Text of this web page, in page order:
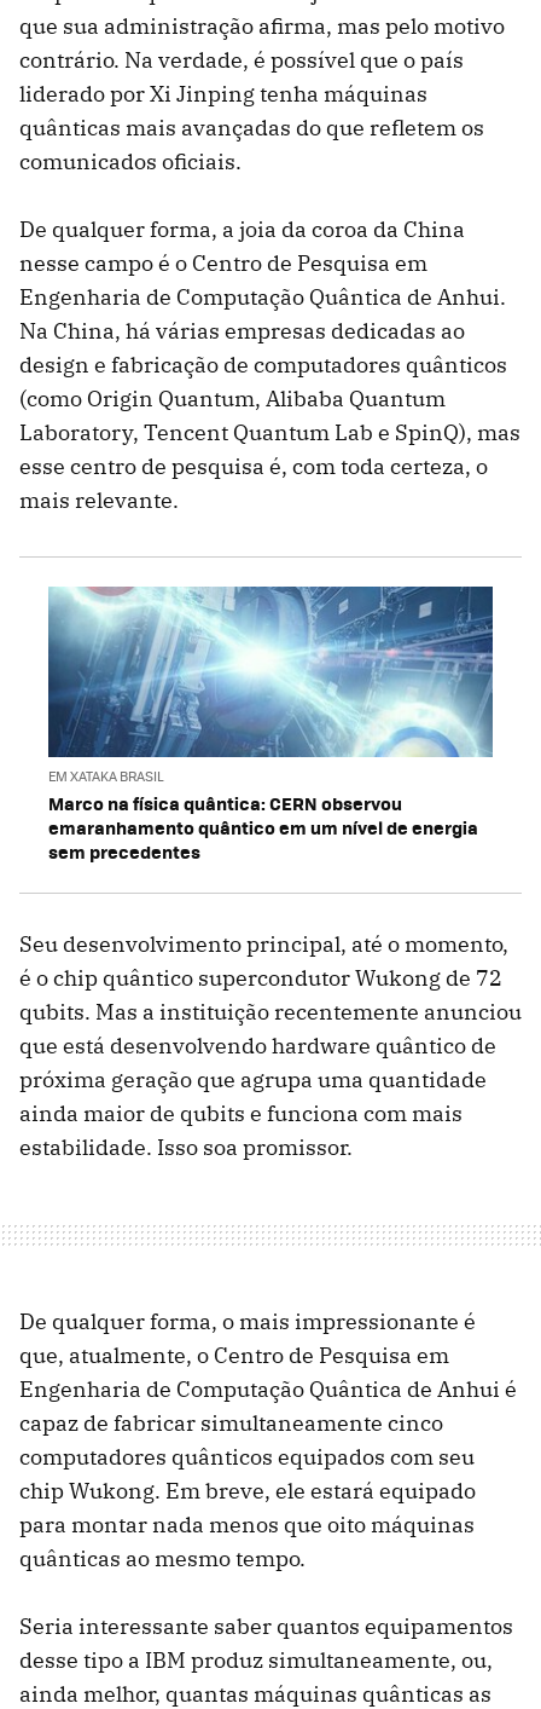
que sua administração afirma, mas pelo motivo
contrário. Na verdade, é possível que o país
liderado por Xi Jinping tenha máquinas
quânticas mais avançadas do que refletem os
comunicados oficiais.
De qualquer forma, a joia da coroa da China
nesse campo é o Centro de Pesquisa em
Engenharia de Computação Quântica de Anhui.
Na China, há várias empresas dedicadas ao
design e fabricação de computadores quânticos
(como Origin Quantum, Alibaba Quantum
Laboratory, Tencent Quantum Lab e SpinQ), mas
esse centro de pesquisa é, com toda certeza, o
mais relevante.
EM XATAKA BRASIL
Marco na física quântica: CERN observou
emaranhamento quântico em um nível de energia
sem precedentes
Seu desenvolvimento principal, até o momento,
é o chip quântico supercondutor Wukong de 72
qubits. Mas a instituição recentemente anunciou
que está desenvolvendo hardware quântico de
próxima geração que agrupa uma quantidade
ainda maior de qubits e funciona com mais
estabilidade. Isso soa promissor.
De qualquer forma, o mais impressionante é
que, atualmente, o Centro de Pesquisa em
Engenharia de Computação Quântica de Anhui é
capaz de fabricar simultaneamente cinco
computadores quânticos equipados com seu
chip Wukong. Em breve, ele estará equipado
para montar nada menos que oito máquinas
quânticas ao mesmo tempo.
Seria interessante saber quantos equipamentos
desse tipo a IBM produz simultaneamente, ou,
ainda melhor, quantas máquinas quânticas as